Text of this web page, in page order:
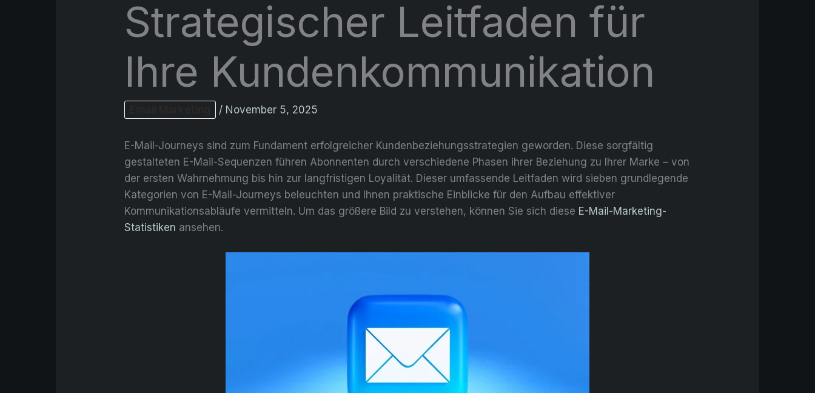
Strategischer Leitfaden für
Ihre Kundenkommunikation
/ November 5, 2025
E-Mail-Journeys sind zum Fundament erfolgreicher Kundenbeziehungsstrategien geworden. Diese sorgfältig
gestalteten E-Mail-Sequenzen führen Abonnenten durch verschiedene Phasen ihrer Beziehung zu Ihrer Marke – von
der ersten Wahrnehmung bis hin zur langfristigen Loyalität. Dieser umfassende Leitfaden wird sieben grundlegende
Kategorien von E-Mail-Journeys beleuchten und Ihnen praktische Einblicke für den Aufbau effektiver
Kommunikationsabläufe vermitteln. Um das größere Bild zu verstehen, können Sie sich diese E-Mail-Marketing-
Statistiken ansehen.